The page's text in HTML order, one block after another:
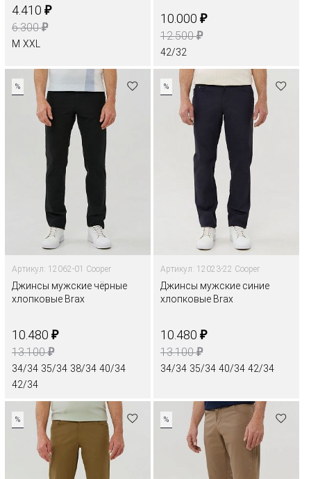
4.410 ₽
6.300₽
M XXL
10.000 ₽
12.500₽
42/32
%
Артикул: 12062-01 Cooper
Джинсы мужские чёрные
хлопковые Brax
10.480 ₽
13.100₽
34/34 35/34 38/34 40/34
42/34
%
Артикул: 12023-22 Cooper
Джинсы мужские синие
хлопковые Brax
10.480 ₽
13.100₽
34/34 35/34 40/34 42/34
% %